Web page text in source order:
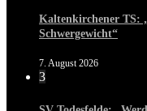
Kaltenkirchener TS:
Schwergewicht“
7. August 2026
3